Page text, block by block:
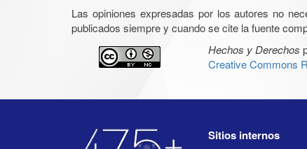
Las opiniones expresadas por los autores no
publicados siempre y cuando se cite la fuente
Hechos y Derechos
Creative Commons
Sitios internos